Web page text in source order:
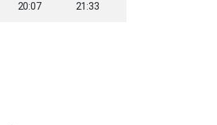
20:07 21:33